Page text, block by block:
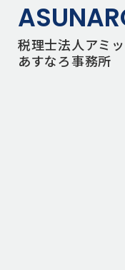
税理士法人アミ
あすなろ事務所